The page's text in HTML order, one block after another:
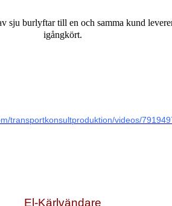
sju burlyftar till en och samma kund
igångkört.
transportkonsultproduktion/videos/
El-Kärlvändare